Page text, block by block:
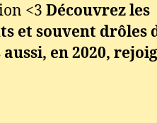
<3 Découvrez les
et souvent drôles
en 2020,